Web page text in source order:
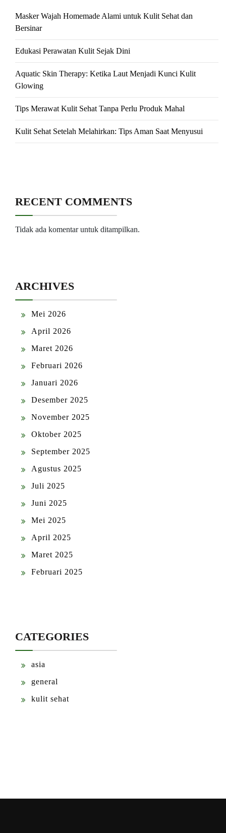
Masker Wajah Homemade Alami untuk Kulit Sehat dan
Bersinar
Edukasi Perawatan Kulit Sejak Dini
Aquatic Skin Therapy: Ketika Laut Menjadi Kunci Kulit
Glowing
Tips Merawat Kulit Sehat Tanpa Perlu Produk Mahal
Kulit Sehat Setelah Melahirkan: Tips Aman Saat Menyusui
RECENT COMMENTS
Tidak ada komentar untuk ditampilkan.
ARCHIVES
Mei 2026
April 2026
Maret 2026
Februari 2026
Januari 2026
Desember 2025
November 2025
Oktober 2025
September 2025
Agustus 2025
Juli 2025
Juni 2025
Mei 2025
April 2025
Maret 2025
Februari 2025
CATEGORIES
asia
general
kulit sehat